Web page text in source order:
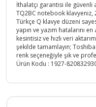
İthalatçı garantisi ile güvenli
TQ2BC notebook klavyeniz,
Türkçe Q klavye düzeni
yapın ve yazım hatalarını
kesintisiz ve hızlı veri
şekilde tamamlayın;
renk seçeneğiyle şık ve
Ürün Kodu : 1927-